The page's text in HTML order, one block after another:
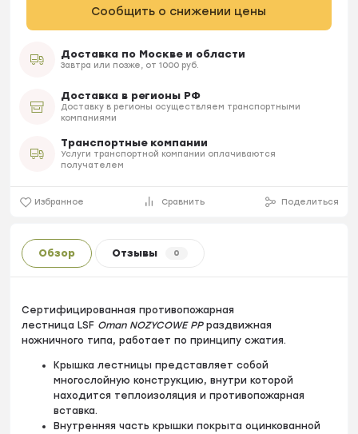
Сообщить о снижении цены
Доставка по Москве и области
Завтра или позже, от 1000 руб.
Доставка в регионы РФ
Доставку в регионы осуществляем транспортными
компаниями
Транспортные компании
Услуги транспортной компании оплачиваются
получателем
Избранное Сравнить Поделиться
Обзор Отзывы 0
Сертифицированная противопожарная
лестница LSF Oman NOZYCOWE PPраздвижная
ножничного типа, работает по принципу сжатия.
Крышка лестницы представляет собой
многослойную конструкцию, внутри которой
находится теплоизоляция и противопожарная
вставка.
Внутренняя часть крышки покрыта оцинкованной